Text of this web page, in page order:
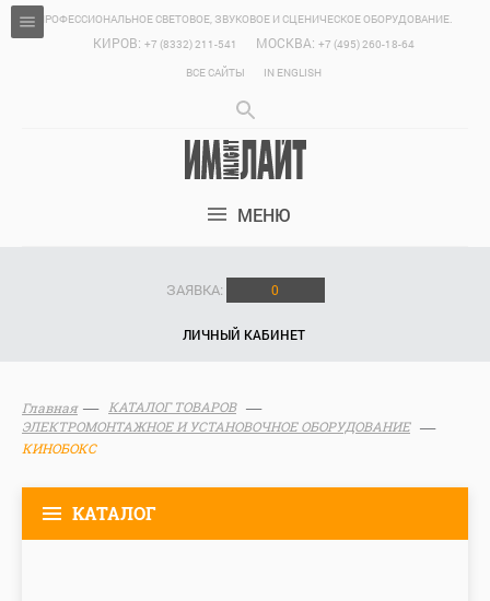
ПРОФЕССИОНАЛЬНОЕ СВЕТОВОЕ, ЗВУКОВОЕ И СЦЕНИЧЕСКОЕ ОБОРУДОВАНИЕ.
КИРОВ: +7 (8332) 211-541 МОСКВА: +7 (495) 260-18-64
ВСЕ САЙТЫ
IN ENGLISH
МЕНЮ
ЗАЯВКА: 0
ЛИЧНЫЙ КАБИНЕТ
Главная
КАТАЛОГ ТОВАРОВ
ЭЛЕКТРОМОНТАЖНОЕ И УСТАНОВОЧНОЕ ОБОРУДОВАНИЕ
КИНОБОКС
КАТАЛОГ